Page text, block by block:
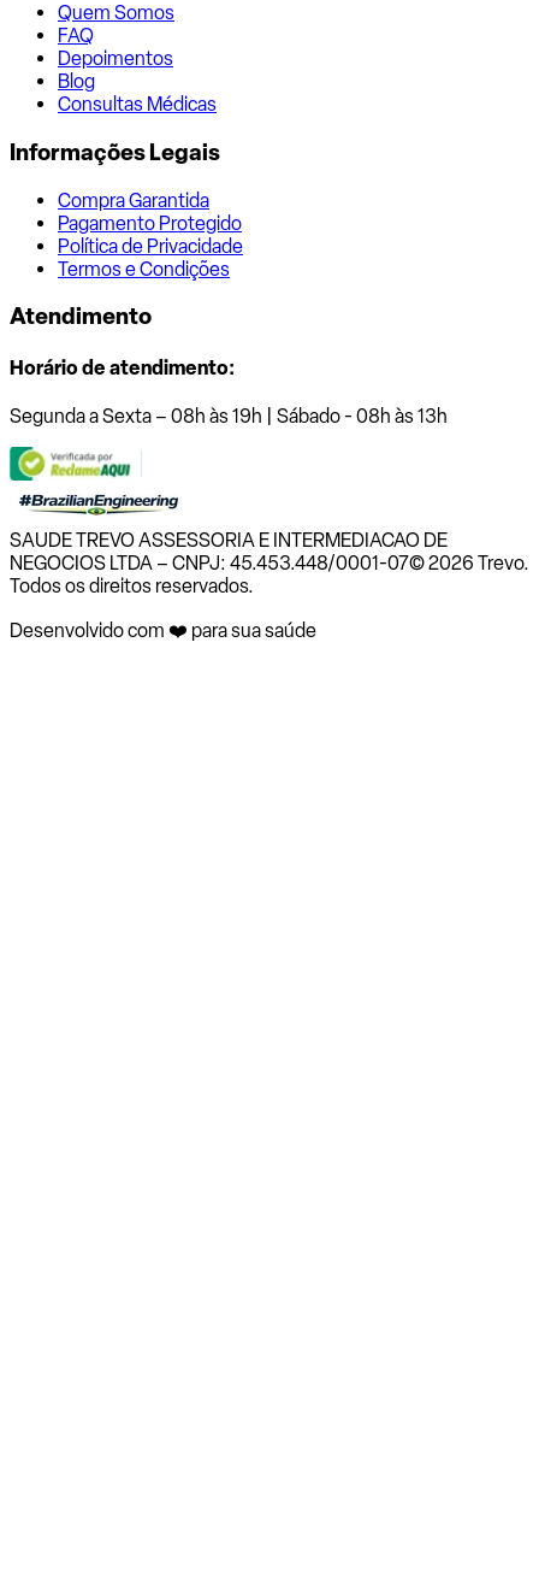
Quem Somos
FAQ
Depoimentos
Blog
Consultas Médicas
Informações Legais
Compra Garantida
Pagamento Protegido
Política de Privacidade
Termos e Condições
Atendimento
Horário de atendimento:
Segunda a Sexta – 08h às 19h | Sábado - 08h às 13h
SAUDE TREVO ASSESSORIA E INTERMEDIACAO DE
NEGOCIOS LTDA – CNPJ: 45.453.448/0001-07© 2026 Trevo.
Todos os direitos reservados.
Desenvolvido com ❤️ para sua saúde